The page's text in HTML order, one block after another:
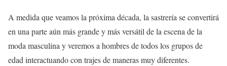
A medida que veamos la próxima década, la sastrería se convertirá
en una parte aún más grande y más versátil de la escena de la
moda masculina y veremos a hombres de todos los grupos de
edad interactuando con trajes de maneras muy diferentes.